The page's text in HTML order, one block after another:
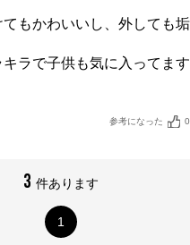
もかわいいし、外しても
ラで子供も気に入ってます
参考になった 0
3 件あります
1